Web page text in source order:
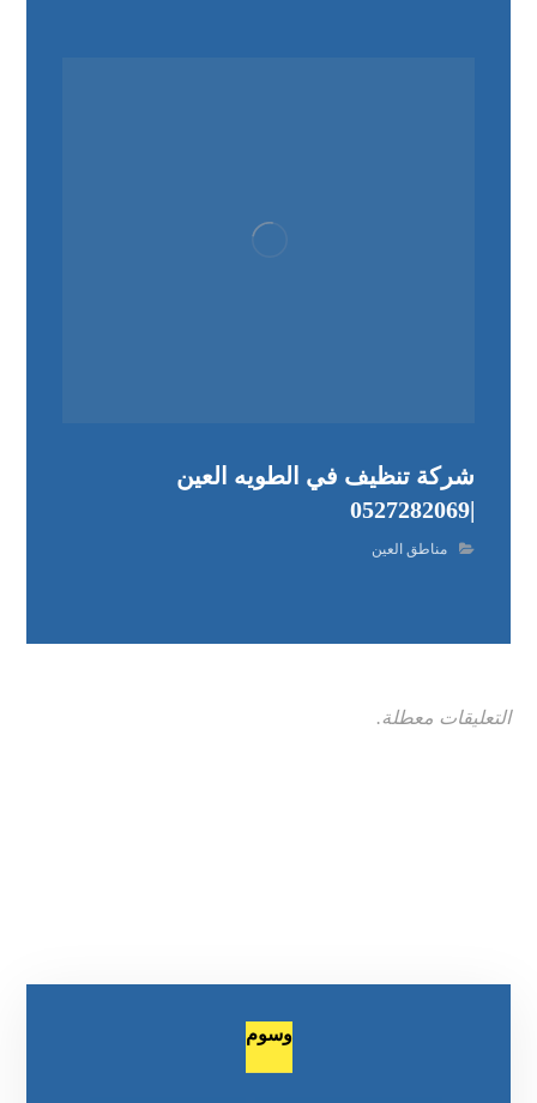
شركة تنظيف في الطويه العين
|0527282069
مناطق العين
التعليقات معطلة.
وسوم